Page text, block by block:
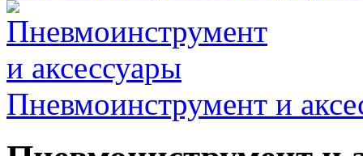
Пневмоинструмент и